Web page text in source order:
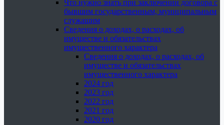
Что нужно знать при заключении договора с
бывшим государственным, муниципальным
служащим
Сведения о доходах, о расходах, об
имуществе и обязательствах
имущественного характера
Сведения о доходах, о расходах, об
имуществе и обязательствах
имущественного характера
2024 год
2023 год
2022 год
2021 год
2020 год